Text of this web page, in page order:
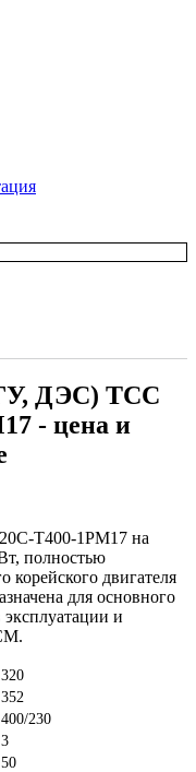
ДЭС) ТСС
- цена и
Т400-1РМ17 на
полностью
корейского двигателя
для основного
эксплуатации и
320
352
400/230
3
50